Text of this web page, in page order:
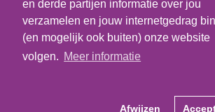
en derde partijen informatie over jou
verzamelen en jouw internetgedrag
(en mogelijk ook buiten) onze website
volgen. Meer informatie
Afwijzen
E-mail
Ik geef toestemming voor het gebruik van